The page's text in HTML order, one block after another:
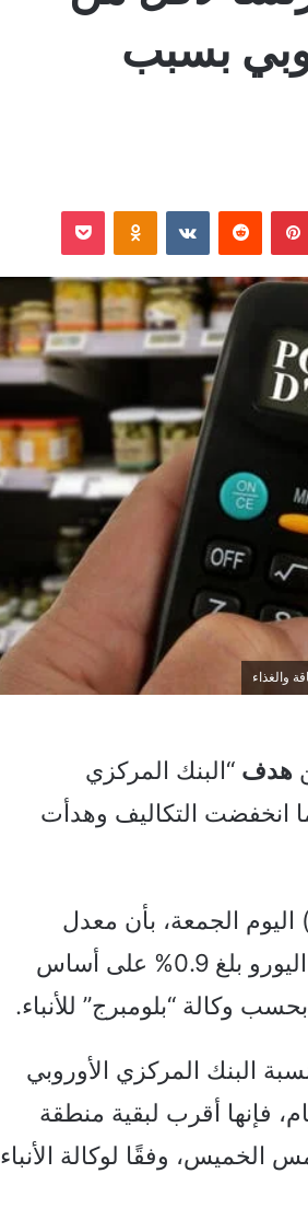
بسبب
بينتيريست ‏Reddit
‏VKontakte
Odnoklassniki
‫Pocket
والغذاء
هدف “البنك المركزي
انخفضت التكاليف وهدأت
الجمعة، بأن معدل
في ثاني أكبر اقتصاد بمنطقة اليورو بلغ 0.9% على أساس
البنك المركزي الأوروبي
أكثر من عام، فإنها أقرب لبقية منطقة
أمس الخميس، وفقًا لوكالة الأنباء